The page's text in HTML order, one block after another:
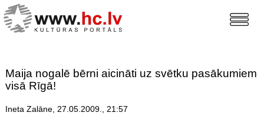
Maija nogalē bērni aicināti uz svētku pasākumiem
visā Rīgā!
Ineta Zalāne, 27.05.2009., 21:57